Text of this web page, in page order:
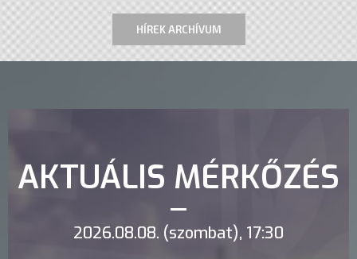
HÍREK ARCHÍVUM
AKTUÁLIS MÉRKŐZÉS
2026.08.08. (szombat), 17:30